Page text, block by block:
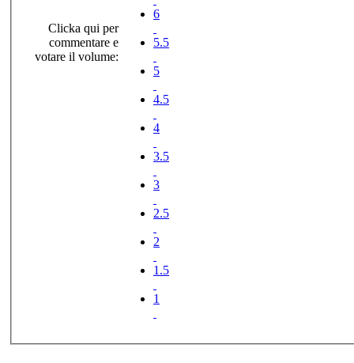
Clicka qui per
commentare e
votare il volume:
6
5.5
5
4.5
4
3.5
3
2.5
2
1.5
1